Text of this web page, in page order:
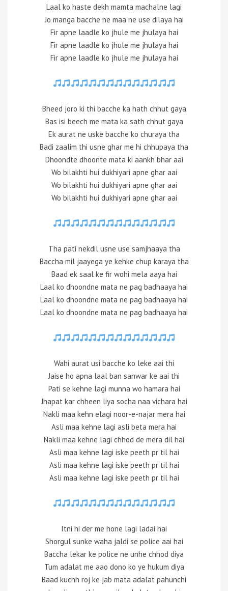
Laal ko haste dekh mamta machalne lagi
Jo manga bacche ne maa ne use dilaya hai
Fir apne laadle ko jhule me jhulaya hai
Fir apne laadle ko jhule me jhulaya hai
Fir apne laadle ko jhule me jhulaya hai
Bheed joro ki thi bacche ka hath chhut gaya
Bas isi beech me mata ka sath chhut gaya
Ek aurat ne uske bacche ko churaya tha
Badi zaalim thi usne ghar me hi chhupaya tha
Dhoondte dhoonte mata ki aankh bhar aai
Wo bilakhti hui dukhiyari apne ghar aai
Wo bilakhti hui dukhiyari apne ghar aai
Wo bilakhti hui dukhiyari apne ghar aai
Tha pati nekdil usne use samjhaaya tha
Baccha mil jaayega ye kehke chup karaya tha
Baad ek saal ke fir wohi mela aaya hai
Laal ko dhoondne mata ne pag badhaaya hai
Laal ko dhoondne mata ne pag badhaaya hai
Laal ko dhoondne mata ne pag badhaaya hai
Wahi aurat usi bacche ko leke aai thi
Jaise ho apna laal ban sanwar ke aai thi
Pati se kehne lagi munna wo hamara hai
Jhapat kar chheen liya socha naa vichara hai
Nakli maa kehn elagi noor-e-najar mera hai
Asli maa kehne lagi asli beta mera hai
Nakli maa kehne lagi chhod de mera dil hai
Asli maa kehne lagi iske peeth pr til hai
Asli maa kehne lagi iske peeth pr til hai
Asli maa kehne lagi iske peeth pr til hai
Itni hi der me hone lagi ladai hai
Shorgul sunke waha jaldi se police aai hai
Baccha lekar ke police ne unhe chhod diya
Tum adalat me aao dono ko ye hukum diya
Baad kuchh roj ke jab mata adalat pahunchi